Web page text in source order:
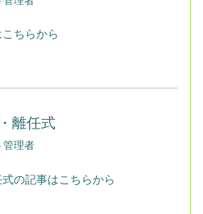
ちらから
離任式
管理者
の記事はこちらから